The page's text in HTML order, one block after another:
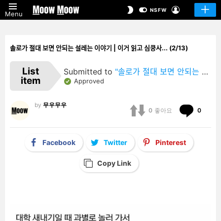
Menu
SWITCHNSFW
솔로가 절대 보면 안되는 설레는 이야기 | 이거 읽고 심쿵사... (2/13)
List
item
Submitted to "솔로가 절대 보면 안되는 설레는 이야기 | 이거 읽고 심쿵사…"
Approved
by 무우무우
0 좋아요 0
Facebook Twitter Pinterest
Copy Link